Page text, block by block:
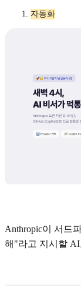
자동화
Anthropic이 서드
해"라고 지시할 AI